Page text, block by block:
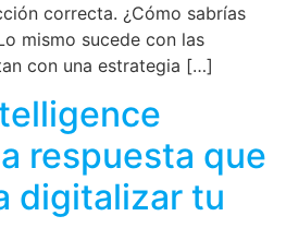
correcta. ¿Cómo sabrías
mismo sucede con las
con una estrategia […]
respuesta que
digitalizar tu